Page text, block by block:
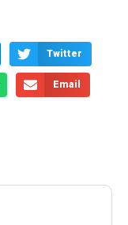
Twitter
Email